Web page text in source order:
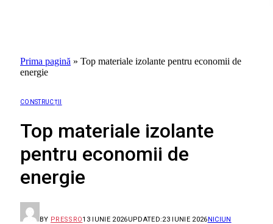
Prima pagină » Top materiale izolante pentru economii de
energie
CONSTRUCȚII
Top materiale izolante
pentru economii de
energie
BY PRESSRO13 IUNIE 2026UPDATED:23 IUNIE 2026NICIUN